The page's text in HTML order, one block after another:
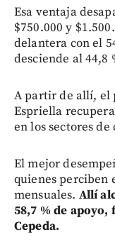
Esa ventaja
$750.000 y
delantera con el
desciende al 44,8
A partir de allí, el
Espriella
en los sectores
El mejor
quienes perciben
mensuales. Allí
58,7 % de
Cepeda.